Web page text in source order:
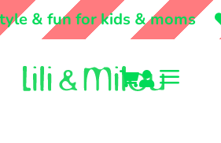
& fun for kids & moms
a